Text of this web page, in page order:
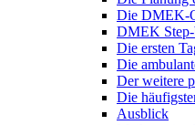
Die DMEK-
DMEK
Die ersten
Die
Der weitere
Die
Ausblick